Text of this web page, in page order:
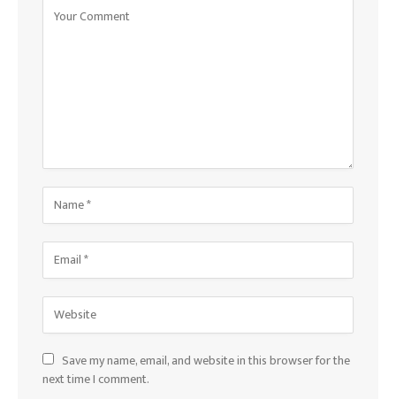
Save my name, email, and website in this browser for the
next time I comment.